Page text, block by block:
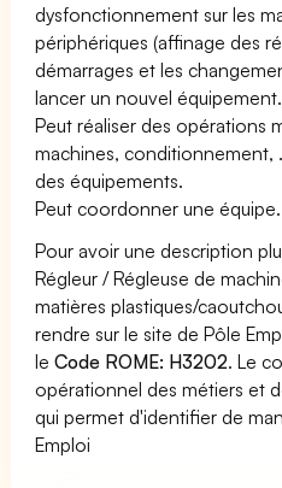
dysfonctionnement sur les
périphériques (affinage des
démarrages et les
lancer un nouvel équipement.
Peut réaliser des opérations
machines, conditionnement,
des équipements.
Peut coordonner une équipe.
Pour avoir une description
Régleur / Régleuse de
matières plastiques/
rendre sur le site de Pôle
leCode ROME: H3202. Le
opérationnel des métiers et
qui permet d'identifier de
Emploi